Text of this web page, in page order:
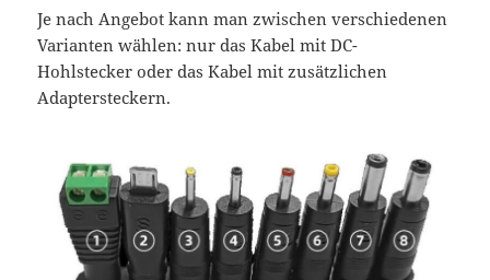
Je nach Angebot kann man zwischen verschiedenen
Varianten wählen: nur das Kabel mit DC-
Hohlstecker oder das Kabel mit zusätzlichen
Adaptersteckern.